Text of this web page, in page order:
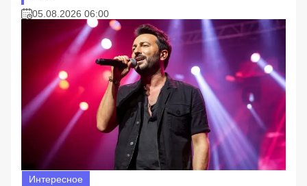
05.08.2026 06:00
Интересное